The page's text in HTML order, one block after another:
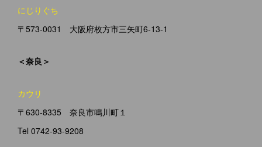
にじりぐち
〒573-0031 大阪府枚方市三矢町6-13-1
＜奈良＞
カウリ
〒630-8335 奈良市鳴川町１
Tel 0742-93-9208